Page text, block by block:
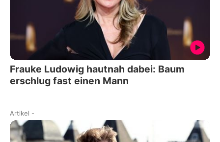
Frauke Ludowig hautnah dabei: Baum
erschlug fast einen Mann
Artikel -